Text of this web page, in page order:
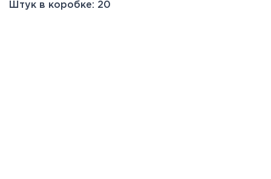
Штук в коробке: 20